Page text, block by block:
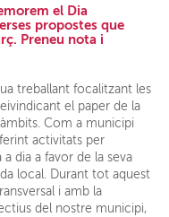
el Dia
propostes que
Preneu nota i
treballant focalitzant les
el paper de la
Com a municipi
activitats per
dia a favor de la seva
local. Durant tot aquest
i amb la
del nostre municipi,